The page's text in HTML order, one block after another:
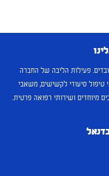
מעסיקה כיום כ-30 אלף עובדים. פעילות הליבה של החברה
טיפול סיעודי לקשישים, משאבי
מיוחדים ושירותי רפואה פרטית.